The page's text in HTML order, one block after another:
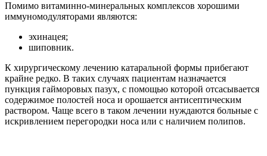
Помимо витаминно-минеральных комплексов хорошими
иммуномодуляторами являются:
эхинацея;
шиповник.
К хирургическому лечению катаральной формы прибегают
крайне редко. В таких случаях пациентам назначается
пункция гайморовых пазух, с помощью которой отсасывается
содержимое полостей носа и орошается антисептическим
раствором. Чаще всего в таком лечении нуждаются больные с
искривлением перегородки носа или с наличием полипов.